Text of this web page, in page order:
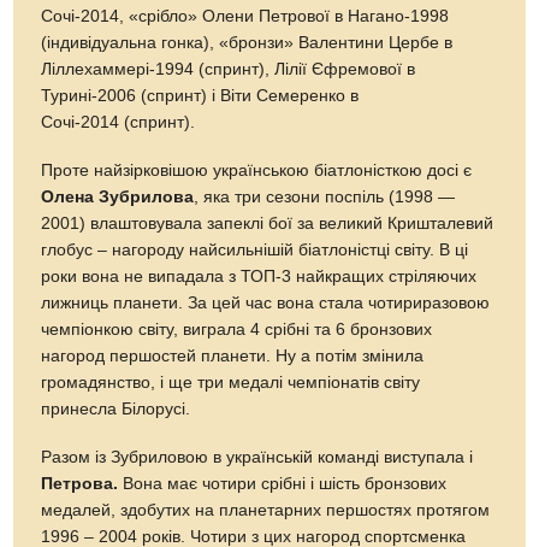
Сочі-2014, «срібло» Олени Петрової в Нагано-1998
(індивідуальна гонка), «бронзи» Валентини Цербе в
Ліллехаммері-1994 (спринт), Лілії Єфремової в
Турині-2006 (спринт) і Віти Семеренко в
Сочі-2014 (спринт).
Проте найзірковішою українською біатлоністкою досі є
Олена Зубрилова , яка три сезони поспіль (1998 —
2001) влаштовувала запеклі бої за великий Кришталевий
глобус – нагороду найсильнішій біатлоністці світу. В ці
роки вона не випадала з ТОП-3 найкращих стріляючих
лижниць планети. За цей час вона стала чотириразовою
чемпіонкою світу, виграла 4 срібні та 6 бронзових
нагород першостей планети. Ну а потім змінила
громадянство, і ще три медалі чемпіонатів світу
принесла Білорусі.
Разом із Зубриловою в українській команді виступала і
Петрова. Вона має чотири срібні і шість бронзових
медалей, здобутих на планетарних першостях протягом
1996 – 2004 років. Чотири з цих нагород спортсменка